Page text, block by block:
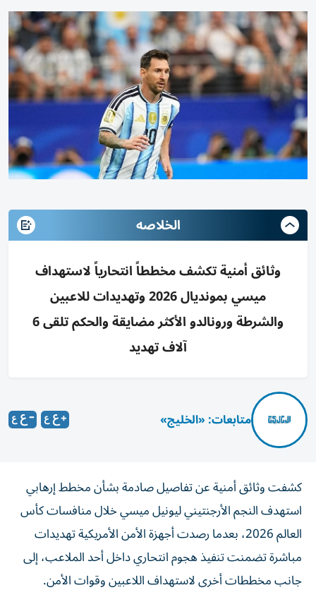
الخلاصه
وثائق أمنية تكشف مخططاً انتحارياً لاستهداف
ميسي بمونديال 2026 وتهديدات للاعبين
والشرطة ورونالدو الأكثر مضايقة والحكم تلقى 6
آلاف تهديد
متابعات: «الخليج»
كشفت وثائق أمنية عن تفاصيل صادمة بشأن مخطط إرهابي
استهدف النجم الأرجنتيني ليونيل ميسي خلال منافسات كأس
العالم 2026، بعدما رصدت أجهزة الأمن الأمريكية تهديدات
مباشرة تضمنت تنفيذ هجوم انتحاري داخل أحد الملاعب، إلى
جانب مخططات أخرى لاستهداف اللاعبين وقوات الأمن.